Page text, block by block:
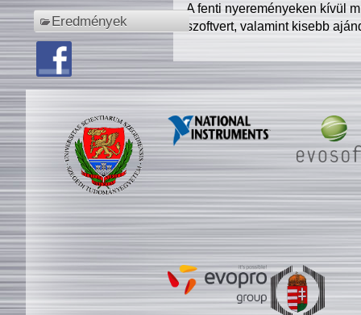
Eredmények
A fenti nyereményeken kívül
szoftvert, valamint kisebb